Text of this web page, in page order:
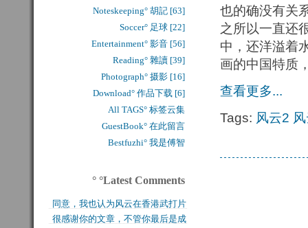
也的确没有关
之所以一直还
中，还洋溢着
画的中国特质
查看更多...
Tags: 风云2
Noteskeeping° 胡記 [63]
Soccer° 足球 [22]
Entertainment° 影音 [56]
Reading° 雜讀 [39]
Photograph° 摄影 [16]
Download° 作品下载 [6]
All TAGS° 标签云集
GuestBook° 在此留言
Bestfuzhi° 我是傅智
° °Latest Comments
同意，我也认为风云在香港武打片
历史上是绝无仅有的，...
很感谢你的文章，不管你最后是成